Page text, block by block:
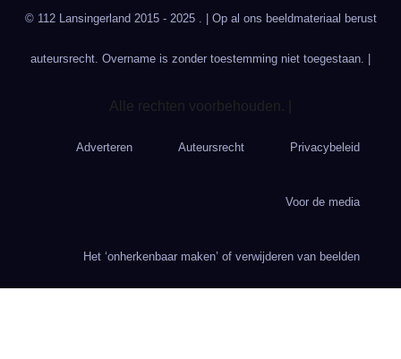
© 112 Lansingerland 2015 - 2025 . | Op al ons beeldmateriaal berust
auteursrecht. Overname is zonder toestemming niet toegestaan. |
Alle rechten voorbehouden. |
Adverteren Auteursrecht Privacybeleid
Voor de media
Het ‘onherkenbaar maken’ of verwijderen van beelden